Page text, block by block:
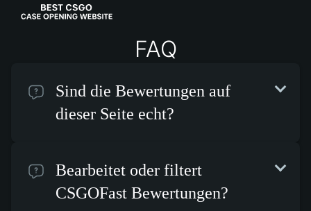
FAQ
Sind die Bewertungen auf
dieser Seite echt?
Bearbeitet oder filtert
CSGOFast Bewertungen?